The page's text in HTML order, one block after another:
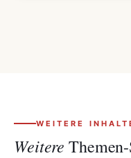
WEITERE
Weitere